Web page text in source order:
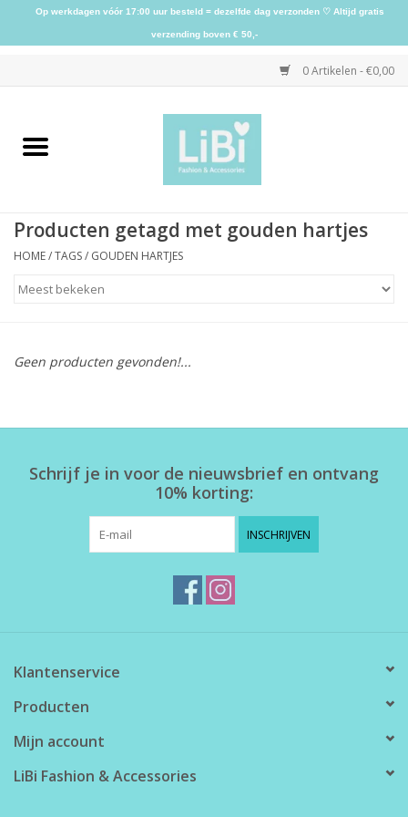
0 Artikelen - €0,00
Home
Schoenen
Herensokken
Producten getagd met gouden hartjes
HOME/TAGS/ GOUDEN HARTJES
Geen producten gevonden!...
Schrijf je in voor de nieuwsbrief en ontvang
10% korting:
INSCHRIJVEN
Klantenservice
Producten
Mijn account
LiBi Fashion & Accessories
Op werkdagen vóór 17:00 uur besteld = dezelfde dag verzonden ♡ Altijd gratis
verzending boven € 50,-